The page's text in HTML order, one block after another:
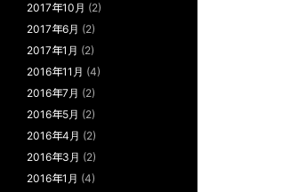
2017年10月 (2)
2017年6月 (2)
2017年1月 (2)
2016年11月 (4)
2016年7月 (2)
2016年5月 (2)
2016年4月 (2)
2016年3月 (2)
2016年1月 (4)